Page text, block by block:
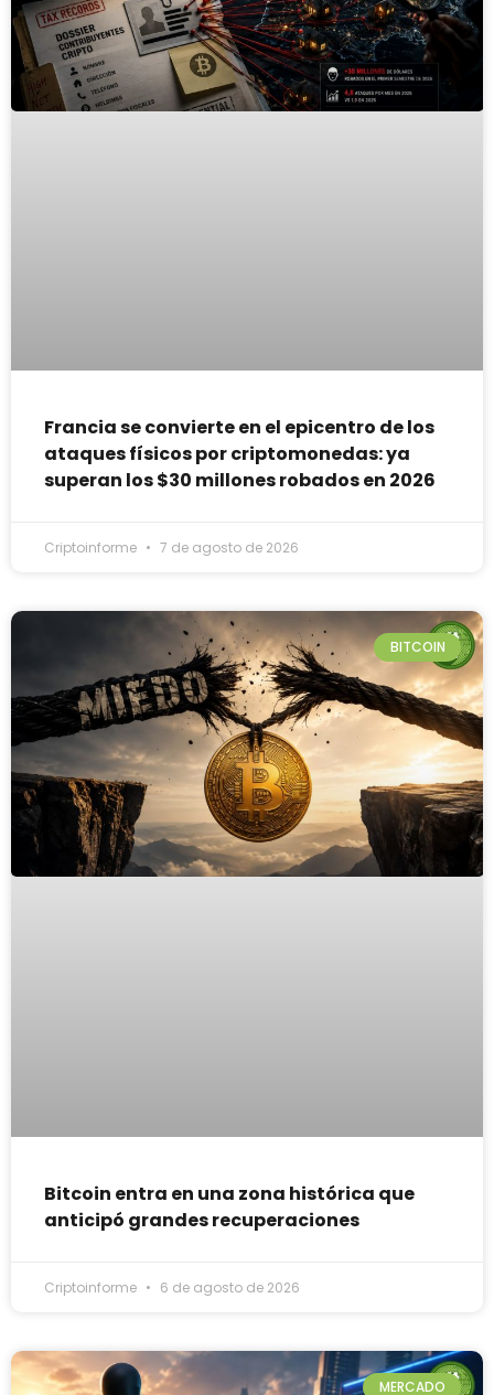
Francia se convierte en el epicentro de los
ataques físicos por criptomonedas: ya
superan los $30 millones robados en 2026
Criptoinforme 7 de agosto de 2026
BITCOIN
Bitcoin entra en una zona histórica que
anticipó grandes recuperaciones
Criptoinforme 6 de agosto de 2026
MERCADO